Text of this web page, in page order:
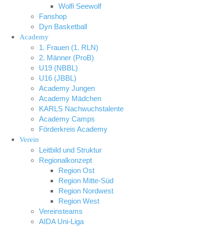
Wolfi Seewolf
Fanshop
Dyn Basketball
Academy
1. Frauen (1. RLN)
2. Männer (ProB)
U19 (NBBL)
U16 (JBBL)
Academy Jungen
Academy Mädchen
KARLS Nachwuchstalente
Academy Camps
Förderkreis Academy
Verein
Leitbild und Struktur
Regionalkonzept
Region Ost
Region Mitte-Süd
Region Nordwest
Region West
Vereinsteams
AIDA Uni-Liga